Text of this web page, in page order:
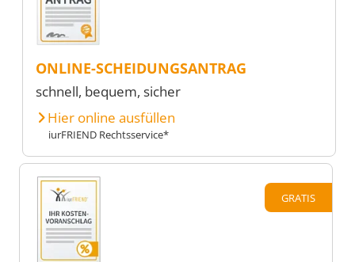
ONLINE-SCHEIDUNGSANTRAG
schnell, bequem, sicher
Hier online ausfüllen
iurFRIEND Rechtsservice*
GRATIS